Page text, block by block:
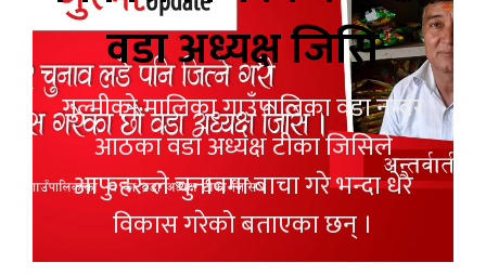
वडा अध्यक्ष जिसि
गुल्मीको मालिका गाउँपालिका वडा नम्वर
आठका वडा अध्यक्ष टीका जिसिले
आफुहरुले चुनावमा बाचा गरे भन्दा धेरै
विकास गरेको बताएका छन् ।